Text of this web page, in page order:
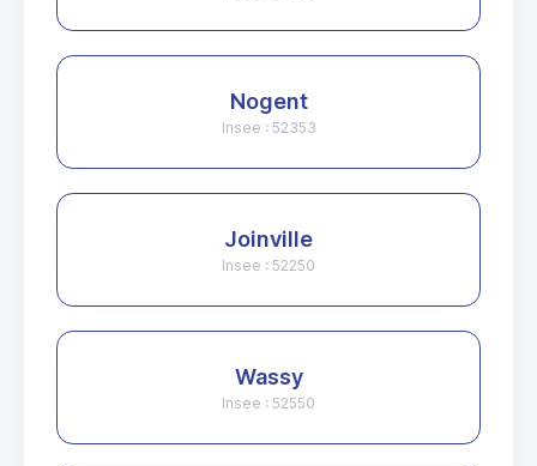
Nogent
Insee : 52353
Joinville
Insee : 52250
Wassy
Insee : 52550